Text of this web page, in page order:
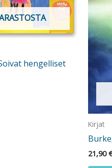
hengelliset
Kirjat
21,90